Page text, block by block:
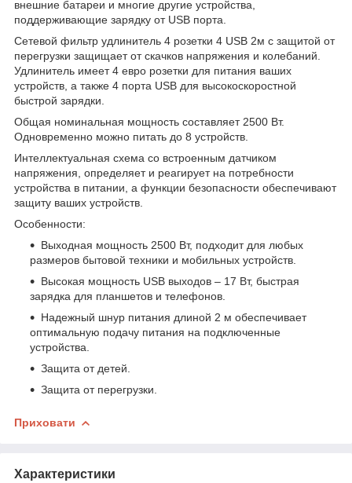
внешние батареи и многие другие устройства,
поддерживающие зарядку от USB порта.
Сетевой фильтр удлинитель 4 розетки 4 USB 2м с защитой от
перегрузки защищает от скачков напряжения и колебаний.
Удлинитель имеет 4 евро розетки для питания ваших
устройств, а также 4 порта USB для высокоскоростной
быстрой зарядки.
Общая номинальная мощность составляет 2500 Вт.
Одновременно можно питать до 8 устройств.
Интеллектуальная схема со встроенным датчиком
напряжения, определяет и реагирует на потребности
устройства в питании, а функции безопасности обеспечивают
защиту ваших устройств.
Особенности:
Выходная мощность 2500 Вт, подходит для любых
размеров бытовой техники и мобильных устройств.
Высокая мощность USB выходов – 17 Вт, быстрая
зарядка для планшетов и телефонов.
Надежный шнур питания длиной 2 м обеспечивает
оптимальную подачу питания на подключенные
устройства.
Защита от детей.
Защита от перегрузки.
Приховати
Характеристики